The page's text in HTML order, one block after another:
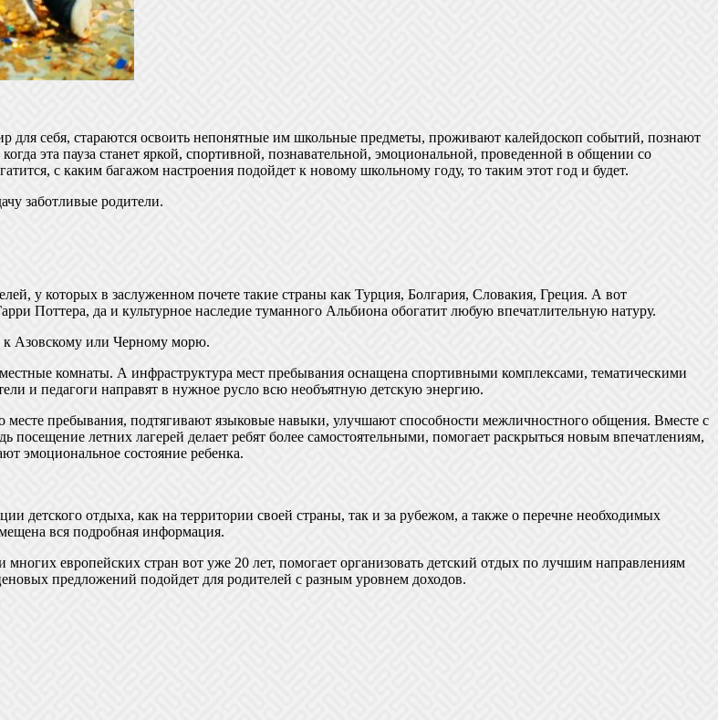
себя, стараются освоить непонятные им школьные предметы, проживают калейдоскоп событий, познают
эта пауза станет яркой, спортивной, познавательной, эмоциональной, проведенной в общении со
с каким багажом настроения подойдет к новому школьному году, то таким этот год и будет.
заботливые родители.
у которых в заслуженном почете такие страны как Турция, Болгария, Словакия, Греция. А вот
Поттера, да и культурное наследие туманного Альбиона обогатит любую впечатлительную натуру.
Азовскому или Черному морю.
комнаты. А инфраструктура мест пребывания оснащена спортивными комплексами, тематическими
и педагоги направят в нужное русло всю необъятную детскую энергию.
пребывания, подтягивают языковые навыки, улучшают способности межличностного общения. Вместе с
летних лагерей делает ребят более самостоятельными, помогает раскрыться новым впечатлениям,
эмоциональное состояние ребенка.
детского отдыха, как на территории своей страны, так и за рубежом, а также о перечне необходимых
вся подробная информация.
европейских стран вот уже 20 лет, помогает организовать детский отдых по лучшим направлениям
предложений подойдет для родителей с разным уровнем доходов.